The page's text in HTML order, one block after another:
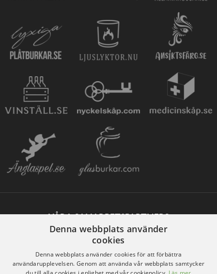
VÅRA SAMARBETSPARTNERS
Denna webbplats använder
cookies
Denna webbplats använder cookies för att förbättra
användarupplevelsen. Genom att använda vår webbplats samtycker